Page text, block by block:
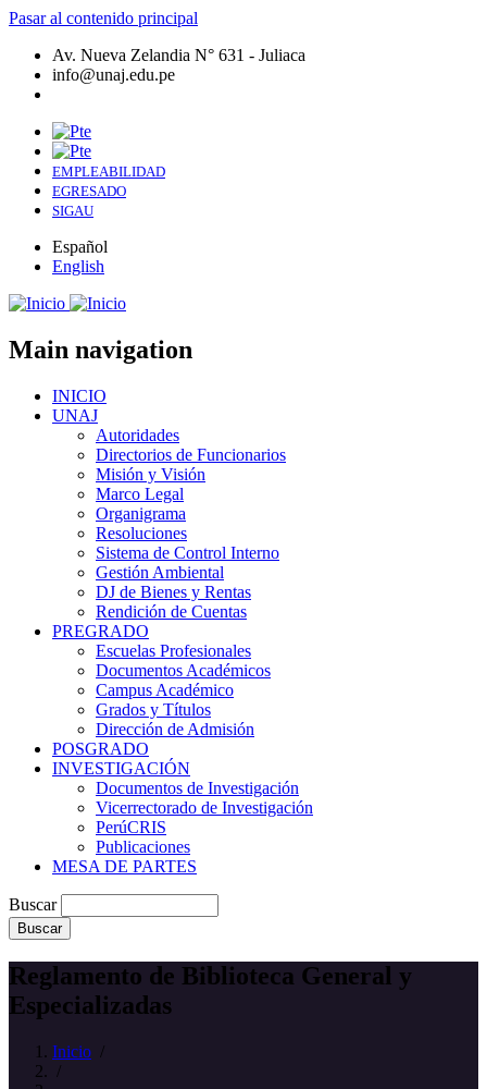
Pasar al contenido principal
Av. Nueva Zelandia N° 631 - Juliaca
info@unaj.edu.pe
EMPLEABILIDAD
EGRESADO
SIGAU
Español
English
Main navigation
INICIO
UNAJ
Autoridades
Directorios de Funcionarios
Misión y Visión
Marco Legal
Organigrama
Resoluciones
Sistema de Control Interno
Gestión Ambiental
DJ de Bienes y Rentas
Rendición de Cuentas
PREGRADO
Escuelas Profesionales
Documentos Académicos
Campus Académico
Grados y Títulos
Dirección de Admisión
POSGRADO
INVESTIGACIÓN
Documentos de Investigación
Vicerrectorado de Investigación
PerúCRIS
Publicaciones
MESA DE PARTES
Buscar
Reglamento de Biblioteca General y
Especializadas
Inicio /
/